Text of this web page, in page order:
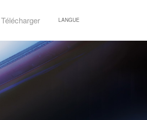
LANGUE
Télécharger